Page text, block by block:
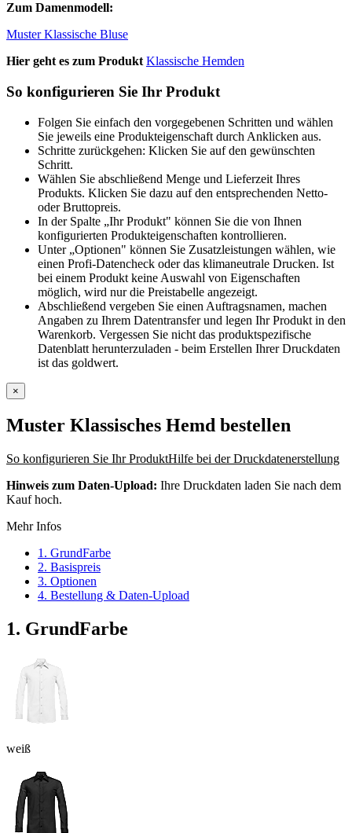
Zum Damenmodell:
Muster Klassische Bluse
Hier geht es zum Produkt Klassische Hemden
So konfigurieren Sie Ihr Produkt
Folgen Sie einfach den vorgegebenen Schritten und wählen
Sie jeweils eine Produkteigenschaft durch Anklicken aus.
Schritte zurückgehen: Klicken Sie auf den gewünschten
Schritt.
Wählen Sie abschließend Menge und Lieferzeit Ihres
Produkts. Klicken Sie dazu auf den entsprechenden Netto-
oder Bruttopreis.
In der Spalte „Ihr Produkt" können Sie die von Ihnen
konfigurierten Produkteigenschaften kontrollieren.
Unter „Optionen" können Sie Zusatzleistungen wählen, wie
einen Profi-Datencheck oder das klimaneutrale Drucken. Ist
bei einem Produkt keine Auswahl von Eigenschaften
möglich, wird nur die Preistabelle angezeigt.
Abschließend vergeben Sie einen Auftragsnamen, machen
Angaben zu Ihrem Datentransfer und legen Ihr Produkt in den
Warenkorb. Vergessen Sie nicht das produktspezifische
Datenblatt herunterzuladen - beim Erstellen Ihrer Druckdaten
ist das goldwert.
×
Muster Klassisches Hemd bestellen
So konfigurieren Sie Ihr ProduktHilfe bei der Druckdatenerstellung
Hinweis zum Daten-Upload: Ihre Druckdaten laden Sie nach dem
Kauf hoch.
Mehr Infos
1. GrundFarbe
2. Basispreis
3. Optionen
4. Bestellung & Daten-Upload
1. GrundFarbe
weiß